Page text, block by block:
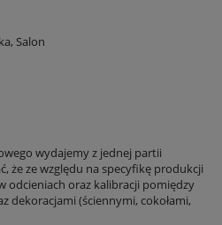
Salon
wydajemy z jednej partii
że ze względu na specyfikę produkcji
odcieniach oraz kalibracji pomiędzy
dekoracjami (ściennymi, cokołami,